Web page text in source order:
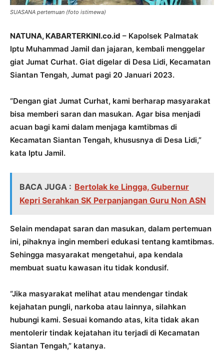
SUASANA pertemuan (foto istimewa)
NATUNA, KABARTERKINI.co.id – Kapolsek Palmatak
Iptu Muhammad Jamil dan jajaran, kembali menggelar
giat Jumat Curhat. Giat digelar di Desa Lidi, Kecamatan
Siantan Tengah, Jumat pagi 20 Januari 2023.
“Dengan giat Jumat Curhat, kami berharap masyarakat
bisa memberi saran dan masukan. Agar bisa menjadi
acuan bagi kami dalam menjaga kamtibmas di
Kecamatan Siantan Tengah, khususnya di Desa Lidi,”
kata Iptu Jamil.
BACA JUGA : Bertolak ke Lingga, Gubernur
Kepri Serahkan SK Perpanjangan Guru Non ASN
Selain mendapat saran dan masukan, dalam pertemuan
ini, pihaknya ingin memberi edukasi tentang kamtibmas.
Sehingga masyarakat mengetahui, apa kendala
membuat suatu kawasan itu tidak kondusif.
“Jika masyarakat melihat atau mendengar tindak
kejahatan pungli, narkoba atau lainnya, silahkan
hubungi kami. Sesuai komando atas, kita tidak akan
mentolerir tindak kejatahan itu terjadi di Kecamatan
Siantan Tengah,” katanya.